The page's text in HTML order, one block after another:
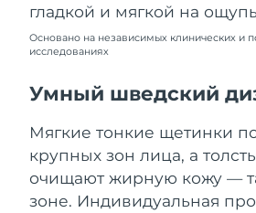
гладкой и мягкой на
Основано на независимых клинических и
исследованиях
Умный шведский
Мягкие тонкие щетинки
крупных зон лица, а
очищают жирную кожу —
зоне. Индивидуальная
Словакия
Южно-Африканская
Республика Корея